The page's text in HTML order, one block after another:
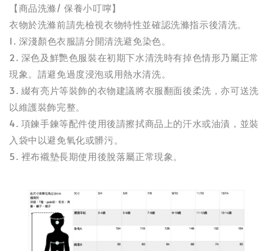
【商品洗滌/ 保養小叮嚀】
衣物於洗滌前請先檢視衣物特性並確認洗滌指示後清洗。
1. 深淺顏色衣服請分開清洗避免染色。
2. 深色及鮮艷色服裝在初期下水清洗時有掉色情形乃屬正常
現象。請避免過度浸泡或用熱水清洗。
3. 綴有亮片等裝飾的衣物建議將衣服翻面後柔洗，亦可送洗
以維護裝飾完整。
4. 項鍊手鍊等配件使用後請擦拭商品上的汗水或油漬，並裝
入袋中以避免氧化或髒污。
5. 裡布襯墊長期使用後脫落屬正常現象。